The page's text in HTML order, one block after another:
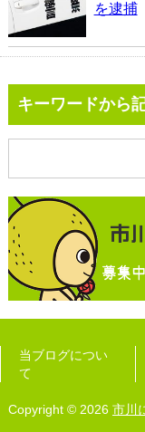
を逮捕
キーワードから
当ブログについ
て
Copyright © 2026 市川